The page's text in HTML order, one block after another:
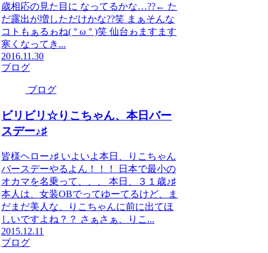
歳相応の見た目に なってるかな…??← た
だ露出が増しただけかな??笑 まぁそんな
コトもぁるゎね( ° ω ° )笑 仙台ゎますます
寒くなってき...
2016.11.30
ブログ
ブログ
ビリビリ☆りこちゃん、本日バー
スデー♪♯
皆様ヘロー♪♯ いよいよ本日、りこちゃん
バースデーやるよん！！！ 日本で最小の
オカマを名乗って、、、 本日、３１歳♪♯
本人は、女装OBでってゆーてるけど、ま
だまだ美人な、りこちゃんに前に出てほ
しいですよね？？ さぁさぁ、りこ...
2015.12.11
ブログ